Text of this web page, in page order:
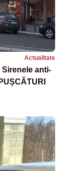
Actualitate
anti-